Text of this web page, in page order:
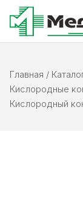
Главная /
Кислородные
Кислородный